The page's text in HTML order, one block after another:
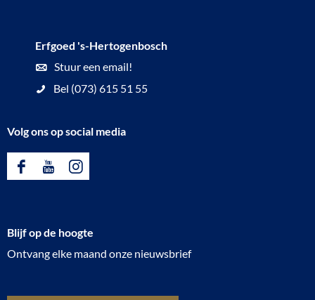
Erfgoed 's-Hertogenbosch
Stuur een email!
Bel (073) 615 51 55
Volg ons op social media
F
e
b
Y
T
u
I
t
a
Blijf op de hoogte
Ontvang elke maand onze nieuwsbrief